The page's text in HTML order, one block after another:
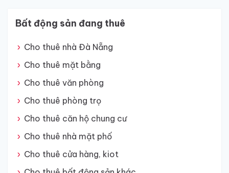
Bất động sản đang thuê
Cho thuê nhà Đà Nẵng
Cho thuê mặt bằng
Cho thuê văn phòng
Cho thuê phòng trọ
Cho thuê căn hộ chung cư
Cho thuê nhà mặt phố
Cho thuê cửa hàng, kiot